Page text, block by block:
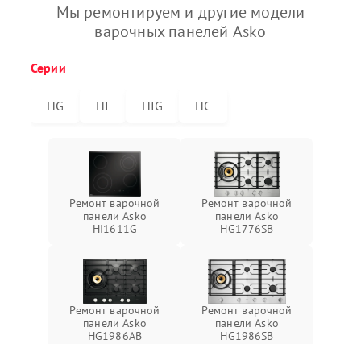
Мы ремонтируем и другие модели
варочных панелей Asko
Серии
HG HI HIG HC
Ремонт варочной
панели Asko
HI1611G
Ремонт варочной
панели Asko
HG1776SB
Ремонт варочной
панели Asko
HG1986AB
Ремонт варочной
панели Asko
HG1986SB